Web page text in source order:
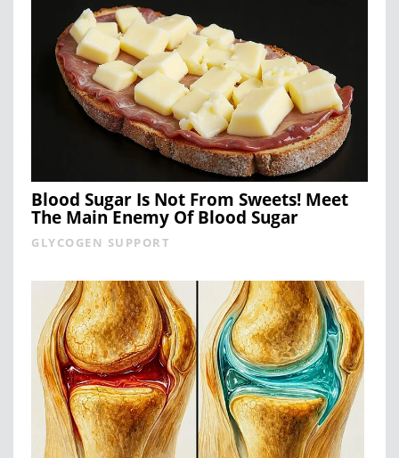
Blood Sugar Is Not From Sweets! Meet
The Main Enemy Of Blood Sugar
GLYCOGEN SUPPORT